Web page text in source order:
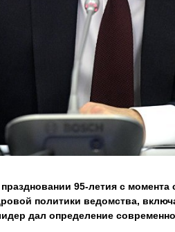
95-летия с
политики ведомства,
дал определение